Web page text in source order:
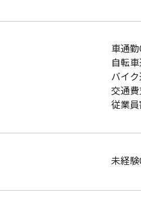
車通勤
自転
バイ
交通
従業
未経験